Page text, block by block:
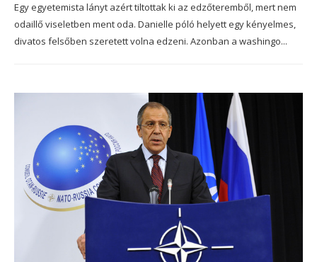
Egy egyetemista lányt azért tiltottak ki az edzőteremből, mert nem
odaillő viseletben ment oda. Danielle póló helyett egy kényelmes,
divatos felsőben szeretett volna edzeni. Azonban a washingo...